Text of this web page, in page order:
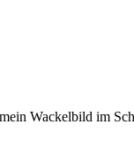
Wackelbild im